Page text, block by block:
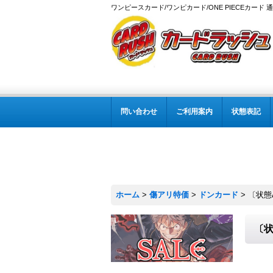
ワンピースカード/ワンピカード/ONE PIECEカード
問い合わせ ご利用案内 状態表記
ホーム > 傷アリ特価 > ドンカード > 〔状
〔